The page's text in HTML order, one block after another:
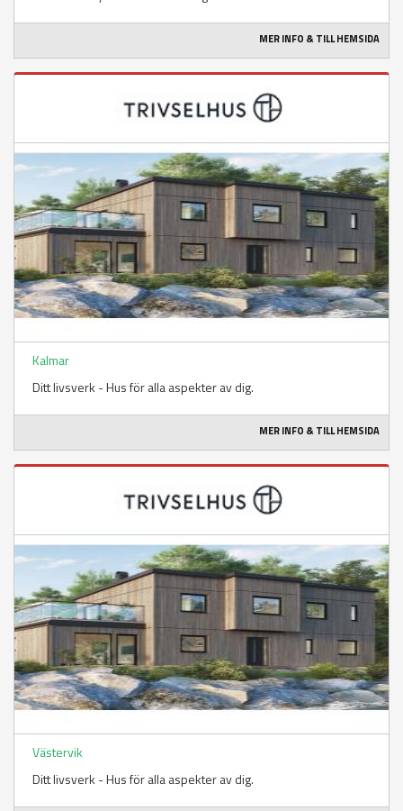
MER INFO & TILL HEMSIDA
Kalmar
Ditt livsverk - Hus för alla aspekter av dig.
MER INFO & TILL HEMSIDA
Västervik
Ditt livsverk - Hus för alla aspekter av dig.